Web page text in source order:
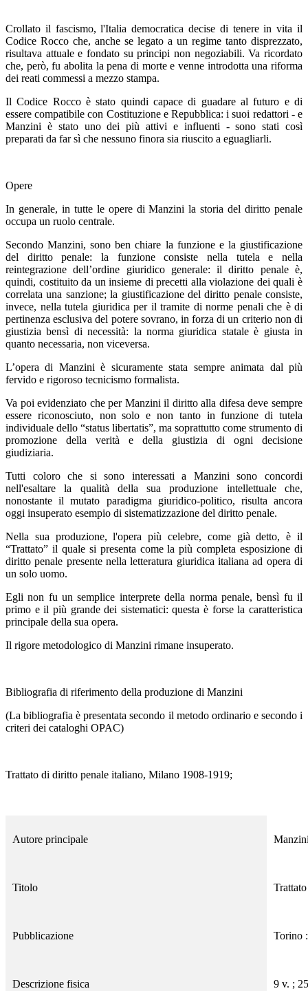
Crollato il fascismo, l'Italia democratica decise di tenere in vita il
Codice Rocco che, anche se legato a un regime tanto disprezzato,
risultava attuale e fondato su principi non negoziabili. Va ricordato
che, però, fu abolita la pena di morte e venne introdotta una riforma
dei reati commessi a mezzo stampa.
Il Codice Rocco è stato quindi capace di guadare al futuro e di
essere compatibile con Costituzione e Repubblica: i suoi redattori - e
Manzini è stato uno dei più attivi e influenti - sono stati così
preparati da far sì che nessuno finora sia riuscito a eguagliarli.
Opere
In generale, in tutte le opere di Manzini la storia del diritto penale
occupa un ruolo centrale.
Secondo Manzini, sono ben chiare la funzione e la giustificazione
del diritto penale: la funzione consiste nella tutela e nella
reintegrazione dell’ordine giuridico generale: il diritto penale è,
quindi, costituito da un insieme di precetti alla violazione dei quali è
correlata una sanzione; la giustificazione del diritto penale consiste,
invece, nella tutela giuridica per il tramite di norme penali che è di
pertinenza esclusiva del potere sovrano, in forza di un criterio non di
giustizia bensì di necessità: la norma giuridica statale è giusta in
quanto necessaria, non viceversa.
L’opera di Manzini è sicuramente stata sempre animata dal più
fervido e rigoroso tecnicismo formalista.
Va poi evidenziato che per Manzini il diritto alla difesa deve sempre
essere riconosciuto, non solo e non tanto in funzione di tutela
individuale dello “status libertatis”, ma soprattutto come strumento di
promozione della verità e della giustizia di ogni decisione
giudiziaria.
Tutti coloro che si sono interessati a Manzini sono concordi
nell'esaltare la qualità della sua produzione intellettuale che,
nonostante il mutato paradigma giuridico-politico, risulta ancora
oggi insuperato esempio di sistematizzazione del diritto penale.
Nella sua produzione, l'opera più celebre, come già detto, è il
“Trattato” il quale si presenta come la più completa esposizione di
diritto penale presente nella letteratura giuridica italiana ad opera di
un solo uomo.
Egli non fu un semplice interprete della norma penale, bensì fu il
primo e il più grande dei sistematici: questa è forse la caratteristica
principale della sua opera.
Il rigore metodologico di Manzini rimane insuperato.
Bibliografia di riferimento della produzione di Manzini
(La bibliografia è presentata secondo il metodo ordinario e secondo i
criteri dei cataloghi OPAC)
Trattato di diritto penale italiano, Milano 1908-1919;
Autore principale
Titolo
Pubblicazione Torino
Descrizione fisica 9 v. ;